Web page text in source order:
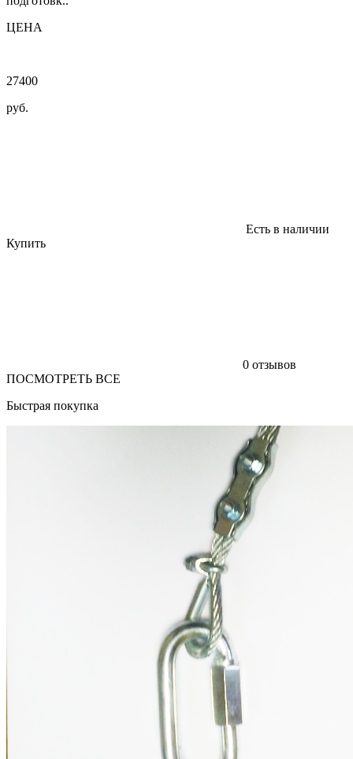
ЦЕНА
27400
руб.
Есть в наличии
Купить
0 отзывов
ПОСМОТРЕТЬ ВСЕ
Быстрая покупка